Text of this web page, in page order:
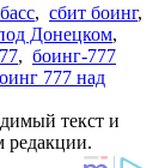
, сбит боинг,
Донецком,
, боинг-777
777 над
текст и
редакции.